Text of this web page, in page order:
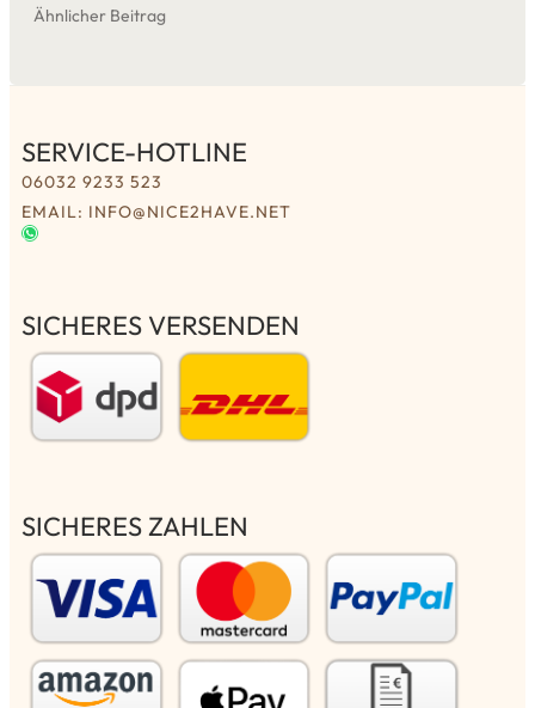
Ähnlicher Beitrag
SERVICE-HOTLINE
06032 9233 523
EMAIL: INFO@NICE2HAVE.NET
SICHERES VERSENDEN
SICHERES ZAHLEN